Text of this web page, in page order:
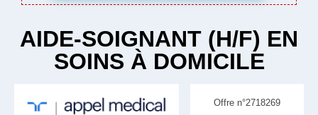
AIDE-SOIGNANT (H/F) EN
SOINS À DOMICILE
Offre n°2718269